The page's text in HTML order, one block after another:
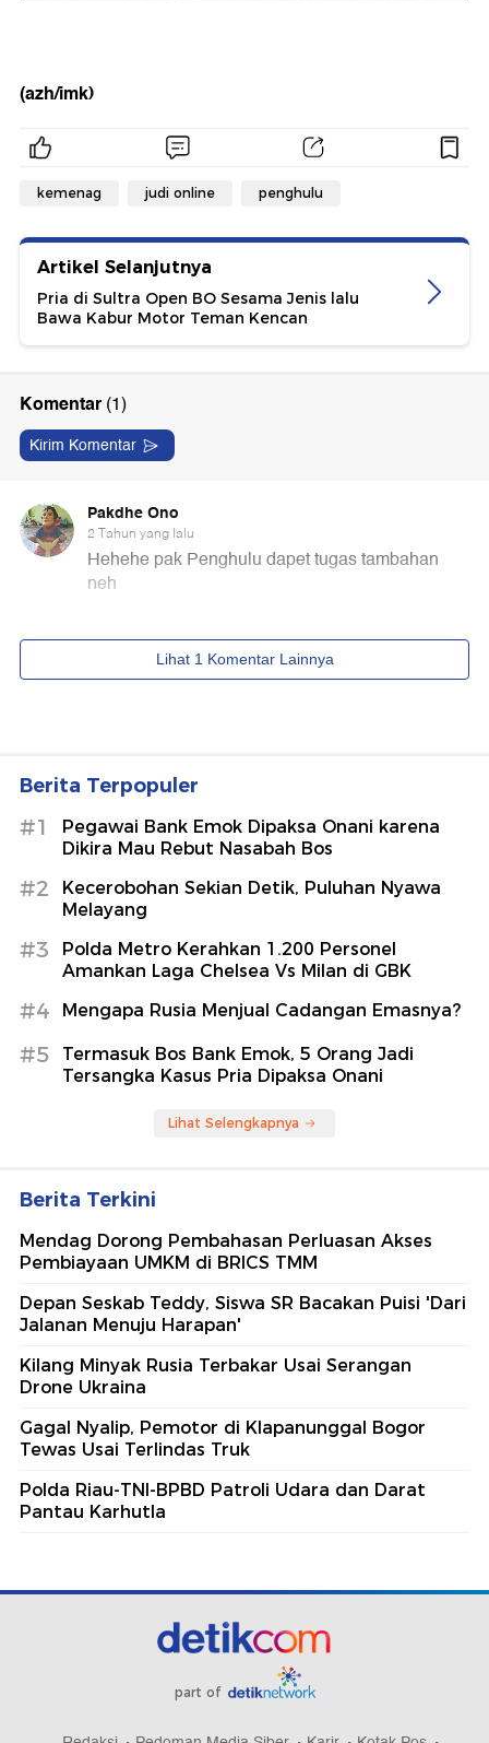
(azh/imk)
kemenag judi online penghulu
Artikel Selanjutnya
Pria di Sultra Open BO Sesama Jenis lalu
Bawa Kabur Motor Teman Kencan
Berita Terpopuler
#1
Pegawai Bank Emok Dipaksa Onani karena
Dikira Mau Rebut Nasabah Bos
#2
Kecerobohan Sekian Detik, Puluhan Nyawa
Melayang
#3
Polda Metro Kerahkan 1.200 Personel
Amankan Laga Chelsea Vs Milan di GBK
#4 Mengapa Rusia Menjual Cadangan Emasnya?
#5
Termasuk Bos Bank Emok, 5 Orang Jadi
Tersangka Kasus Pria Dipaksa Onani
Lihat Selengkapnya
Berita Terkini
Mendag Dorong Pembahasan Perluasan Akses
Pembiayaan UMKM di BRICS TMM
Depan Seskab Teddy, Siswa SR Bacakan Puisi 'Dari
Jalanan Menuju Harapan'
Kilang Minyak Rusia Terbakar Usai Serangan
Drone Ukraina
Gagal Nyalip, Pemotor di Klapanunggal Bogor
Tewas Usai Terlindas Truk
Polda Riau-TNI-BPBD Patroli Udara dan Darat
Pantau Karhutla
part of